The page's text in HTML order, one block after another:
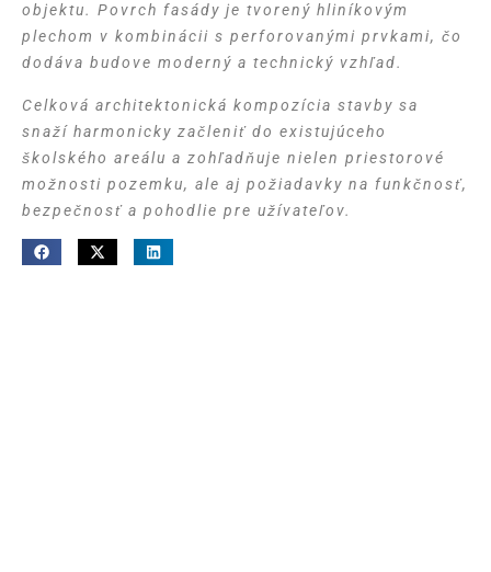
objektu. Povrch fasády je tvorený hliníkovým
plechom v kombinácii s perforovanými prvkami, čo
dodáva budove moderný a technický vzhľad.
Celková architektonická kompozícia stavby sa
snaží harmonicky začleniť do existujúceho
školského areálu a zohľadňuje nielen priestorové
možnosti pozemku, ale aj požiadavky na funkčnosť,
bezpečnosť a pohodlie pre užívateľov.